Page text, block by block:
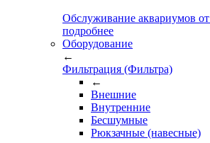
Обслуживание аквариумов от
подробнее
Оборудование
←
Фильтрация (Фильтра)
←
Внешние
Внутренние
Бесшумные
Рюкзачные (навесные)